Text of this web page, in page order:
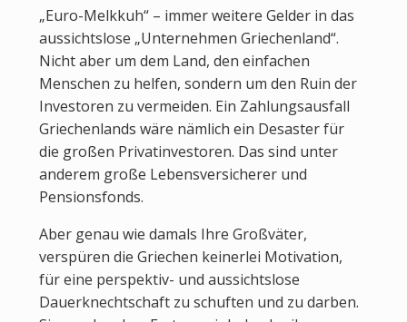
„Euro-Melkkuh“ – immer weitere Gelder in das
aussichtslose „Unternehmen Griechenland“.
Nicht aber um dem Land, den einfachen
Menschen zu helfen, sondern um den Ruin der
Investoren zu vermeiden. Ein Zahlungsausfall
Griechenlands wäre nämlich ein Desaster für
die großen Privatinvestoren. Das sind unter
anderem große Lebensversicherer und
Pensionsfonds.
Aber genau wie damals Ihre Großväter,
verspüren die Griechen keinerlei Motivation,
für eine perspektiv- und aussichtslose
Dauerknechtschaft zu schuften und zu darben.